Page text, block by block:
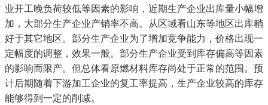
业开工晚负荷较低等因素的影响，近期生产企业出库量小幅增
加，大部分生产企业产销率不高。从区域看山东等地区出库稍
好于其它地区。部分生产企业为了增加竞争能力，价格出现一
定幅度的调整，效果一般。部分生产企业受到库存偏高等因素
的影响而限产。但总体看原燃材料库存尚处于正常的范围。预
计后期随着下游加工企业的复工率提高，生产企业较高的库存
能够得到一定的削减。